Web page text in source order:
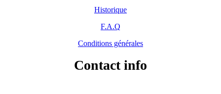
Historique
F.A.Q
Conditions générales
Contact info